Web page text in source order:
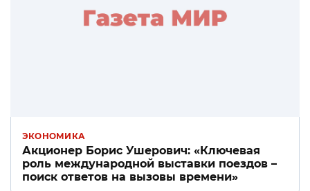
ЭКОНОМИКА
Акционер Борис Ушерович: «Ключевая
роль международной выставки поездов –
поиск ответов на вызовы времени»